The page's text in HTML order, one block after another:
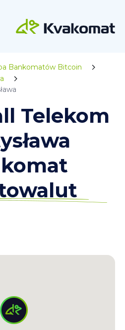
Bankomatów Bitcoin
Telekom